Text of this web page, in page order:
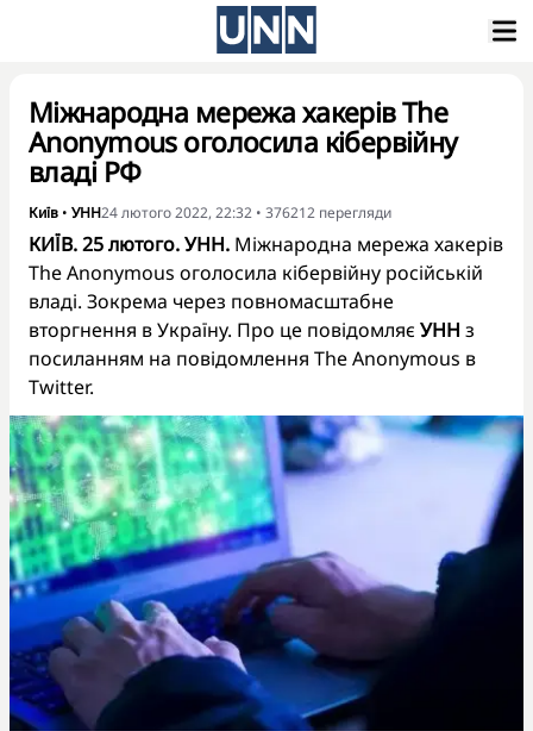
Міжнародна мережа хакерів The
Anonymous оголосила кібервійну
владі РФ
Київ • УНН24 лютого 2022, 22:32 • 376212 перегляди
КИЇВ. 25 лютого. УНН. Міжнародна мережа хакерів
The Anonymous оголосила кібервійну російській
владі. Зокрема через повномасштабне
вторгнення в Україну. Про це повідомляє УНН з
посиланням на повідомлення The Anonymous в
Twitter.